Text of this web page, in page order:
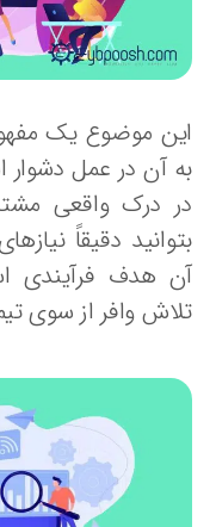
موضوع یک مفهوم
آن در عمل دشوار
درک واقعی
دقیقاً نیازهای
هدف فرآیندی
وافر از سوی